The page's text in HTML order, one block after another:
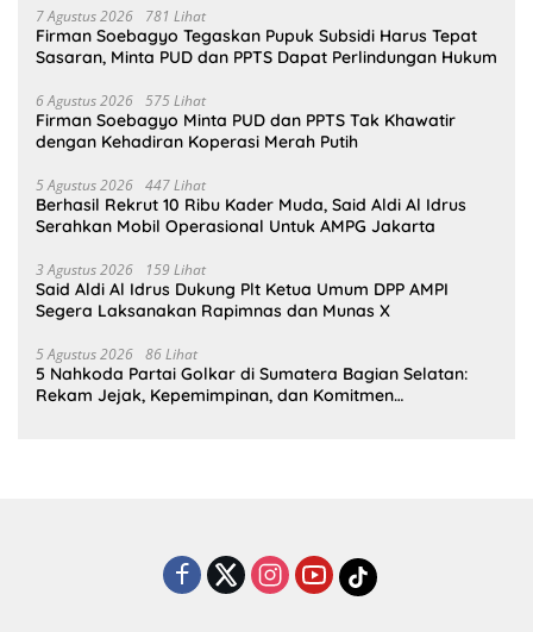
7 Agustus 2026 781 Lihat
Firman Soebagyo Tegaskan Pupuk Subsidi Harus Tepat
Sasaran, Minta PUD dan PPTS Dapat Perlindungan Hukum
6 Agustus 2026 575 Lihat
Firman Soebagyo Minta PUD dan PPTS Tak Khawatir
dengan Kehadiran Koperasi Merah Putih
5 Agustus 2026 447 Lihat
Berhasil Rekrut 10 Ribu Kader Muda, Said Aldi Al Idrus
Serahkan Mobil Operasional Untuk AMPG Jakarta
3 Agustus 2026 159 Lihat
Said Aldi Al Idrus Dukung Plt Ketua Umum DPP AMPI
Segera Laksanakan Rapimnas dan Munas X
5 Agustus 2026 86 Lihat
5 Nahkoda Partai Golkar di Sumatera Bagian Selatan:
Rekam Jejak, Kepemimpinan, dan Komitmen